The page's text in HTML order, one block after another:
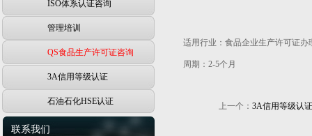
ISO体系认证咨询
管理培训
QS食品生产许可证咨询
3A信用等级认证
石油石化HSE认证
联系我们
适用行业：食品企业生产许可证
周期：2-5个月
上一个： 3A信用等级认证